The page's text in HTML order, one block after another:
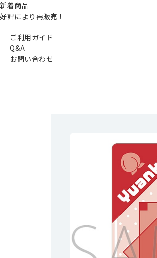
新着商品
好評により再販売！
ご利用ガイド
Q&A
お問い合わせ